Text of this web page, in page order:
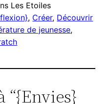
Les Etoiles
, Créer, Découvrir
de jeunesse
“{Envies}